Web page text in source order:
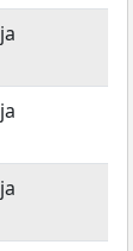
ja
ja
ja